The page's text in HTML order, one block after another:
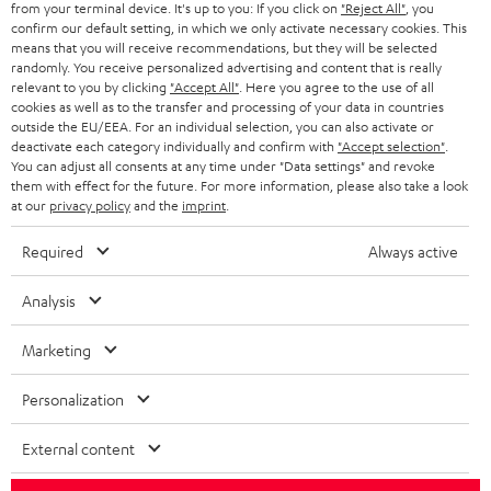
SMART HOME
BLUETOOTH-LAUTSPRECHER
KOPFHÖRER
BLUETOOTH-KOPFHÖRER
STEREOANLAGEN
LAUTSPRECHER
ULTIMA-SERIE
IN-EAR-KOPFHÖRER
FANSHOP
NEUHEITEN
GESCHÄFTSKUNDEN
PARTNERPROGRAMM
BLOG
NEWSLETTER
STORES
DEINE VORTEILE BEI TEUFEL
TEUFEL STORY
UNSER MANAGEMENT
NACHHALTIGKEIT
UNSERE WERTE
SCHWEIZ
NIEDERLANDE
BELGIEN
POLEN
SPANIEN
USA
Fotos abgebildete Zubehör ist nicht im Lieferumfang enthalten. Etwaige
©2026 Lautsprecher Teufel GmbH - All rights reserved.
Impressum AGB Datenschutz Daten-Einstellungen EU Data Act
from your terminal device. It's up to you: If you click on "Reject All" , you
confirm our default setting, in which we only activate necessary cookies. This
means that you will receive recommendations, but they will be selected
randomly. You receive personalized advertising and content that is really
relevant to you by clicking "Accept All" . Here you agree to the use of all
cookies as well as to the transfer and processing of your data in countries
outside the EU/EEA. For an individual selection, you can also activate or
deactivate each category individually and confirm with "Accept selection"
You can adjust all consents at any time under "Data settings" and revoke
them with effect for the future. For more information, please also take a look
at our privacy policyand the imprint
Required Always active
Analysis
Marketing
Personalization
External content